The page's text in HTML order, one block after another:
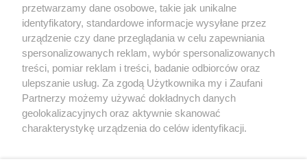
TENIS ZIEMNY
Weronika Falkowska z
tytułem w Warszawie. Zobacz
wynik polskiego finału debla
przetwarzamy dane osobowe, takie jak unikalne
identyfikatory, standardowe informacje wysyłane przez
urządzenie czy dane przeglądania w celu zapewniania
spersonalizowanych reklam, wybór spersonalizowanych
treści, pomiar reklam i treści, badanie odbiorców oraz
ulepszanie usług. Za zgodą Użytkownika my i Zaufani
Partnerzy możemy używać dokładnych danych
geolokalizacyjnych oraz aktywnie skanować
charakterystykę urządzenia do celów identyfikacji.